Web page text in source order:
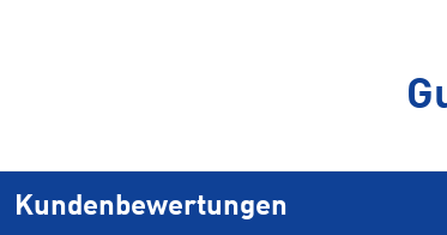
Kundenbewertungen